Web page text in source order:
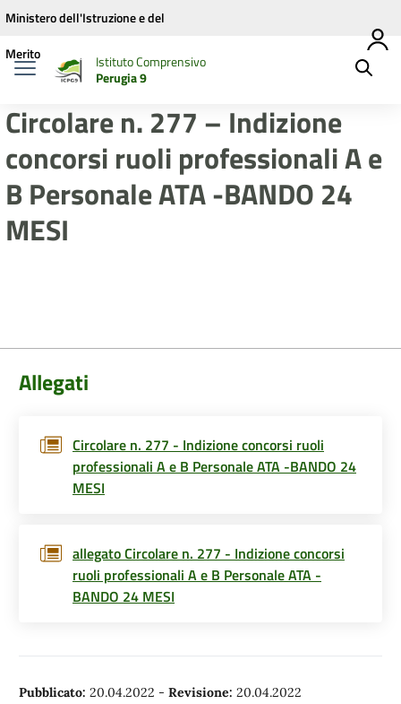
Vai ai contenuti
Vai al menu di navigazione
Vai al footer
Ministero dell'Istruzione e del
Merito
Istituto Comprensivo
Perugia 9
Circolare n. 277 – Indizione
concorsi ruoli professionali A e
B Personale ATA -BANDO 24
MESI
Allegati
Circolare n. 277 - Indizione concorsi ruoli
professionali A e B Personale ATA -BANDO 24
MESI
allegato Circolare n. 277 - Indizione concorsi
ruoli professionali A e B Personale ATA -
BANDO 24 MESI
Pubblicato: 20.04.2022 - Revisione: 20.04.2022